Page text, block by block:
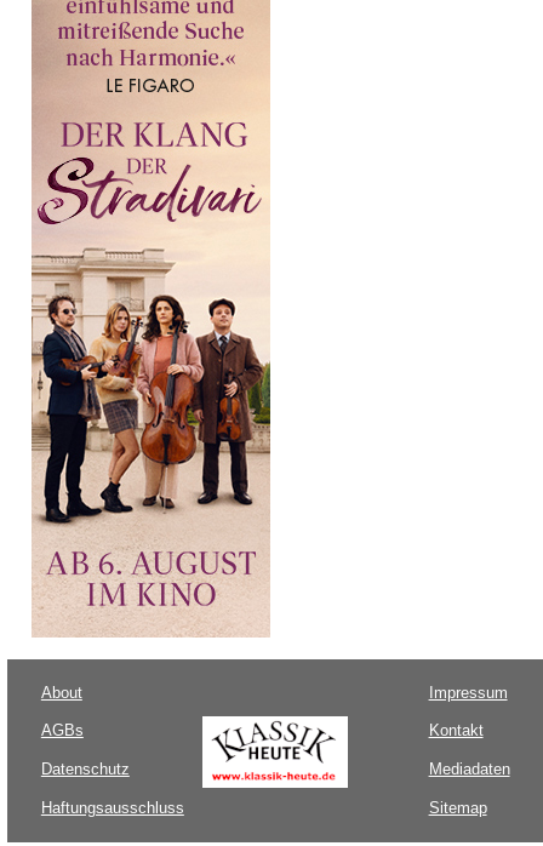
About
AGBs
Datenschutz
Haftungsausschluss
Impressum
Kontakt
Mediadaten
Sitemap